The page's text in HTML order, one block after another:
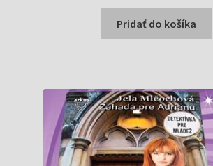
bola:
0,89 €.
je:
0,86 €.
Pridať do košíka